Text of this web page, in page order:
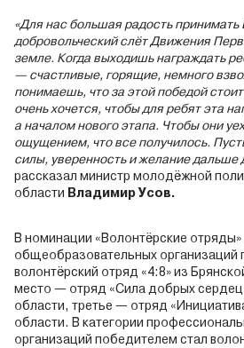
«Для нас большая радость
добровольческий слёт Движения
земле. Когда выходишь награждать
— счастливые, горящие, немного
понимаешь, что за этой победой
очень хочется, чтобы для ребят эта
а началом нового этапа. Чтобы они
ощущением, что все получилось.
силы, уверенность и желание дальше
рассказал министр молодёжной
области Владимир Усов.
В номинации «Волонтёрские
общеобразовательных организаций
волонтёрский отряд «4:8» из
место — отряд «Сила добрых
области, третье — отряд
области. В категории
организаций победителем стал